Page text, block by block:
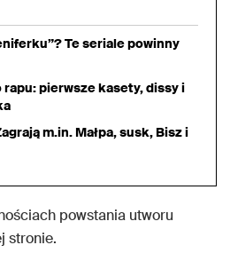
Te seriale powinny
pierwsze kasety, dissy i
m.in. Małpa, susk, Bisz i
powstania utworu
stronie.